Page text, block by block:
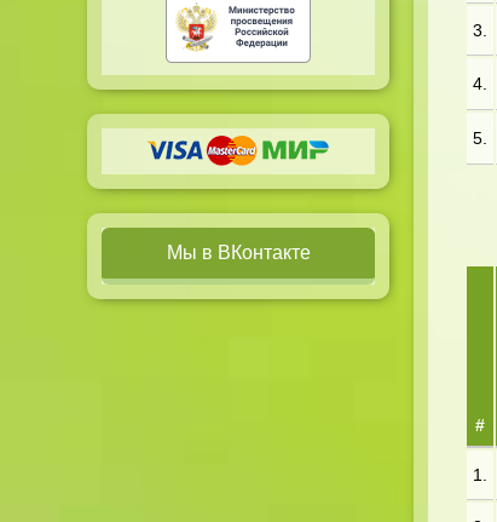
Мы в ВКонтакте
3.
4.
5.
#
1.